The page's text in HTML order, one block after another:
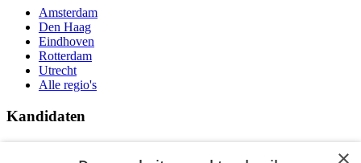
Amsterdam
Den Haag
Eindhoven
Rotterdam
Utrecht
Alle regio's
Kandidaten